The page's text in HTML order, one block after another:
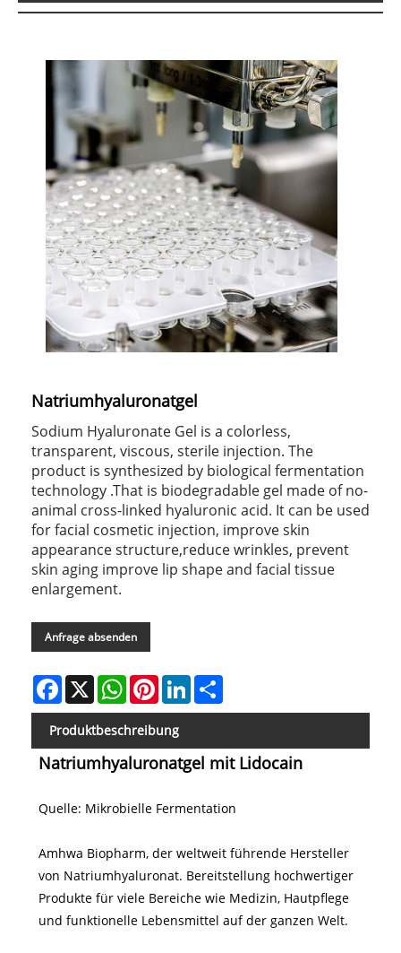
Natriumhyaluronatgel
Sodium Hyaluronate Gel is a colorless,
transparent, viscous, sterile injection. The
product is synthesized by biological fermentation
technology .That is biodegradable gel made of no-
animal cross-linked hyaluronic acid. It can be used
for facial cosmetic injection, improve skin
appearance structure,reduce wrinkles, prevent
skin aging improve lip shape and facial tissue
enlargement.
Anfrage absenden
Facebook
X WhatsAppPinterestLinkedIn
Produktbeschreibung
Natriumhyaluronatgel mit Lidocain
Quelle: Mikrobielle Fermentation
Amhwa Biopharm, der weltweit führende Hersteller
von Natriumhyaluronat. Bereitstellung hochwertiger
Produkte für viele Bereiche wie Medizin, Hautpflege
und funktionelle Lebensmittel auf der ganzen Welt.